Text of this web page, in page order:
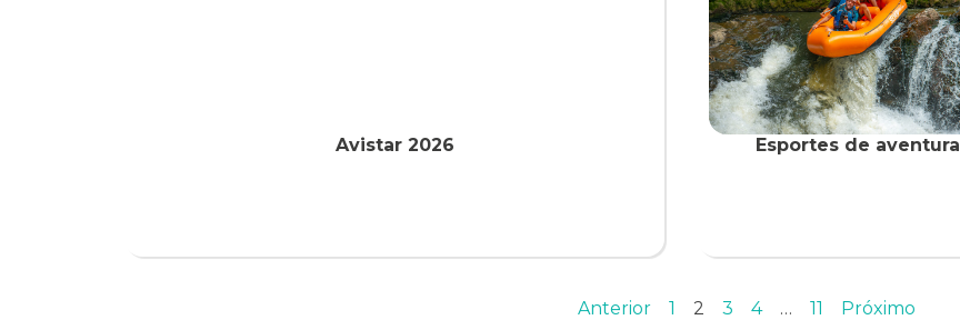
Avistar 2026 Esportes de aventura
Anterior 1 2 3 4 … 11 Próximo